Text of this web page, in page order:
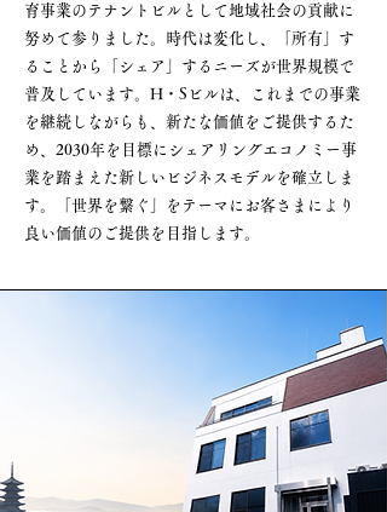
育事業のテナントビルとして地域社会の貢献に
努めて参りました。時代は変化し、「所有」す
ることから「シェア」するニーズが世界規模で
普及しています。H・Sビルは、これまでの事業
を継続しながらも、新たな価値をご提供するた
め、2030年を目標にシェアリングエコノミー事
業を踏まえた新しいビジネスモデルを確立しま
す。「世界を繋ぐ」をテーマにお客さまにより
良い価値のご提供を目指します。